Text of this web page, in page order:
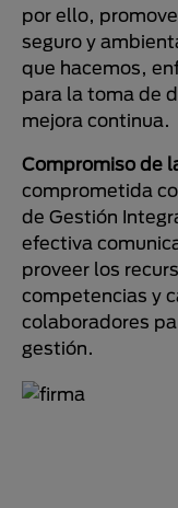
por ello,
seguro y
que hacemos,
para la toma de
mejora continua.
Compromiso de
comprometida
de Gestión
efectiva
proveer los
competencias y
colaboradores
gestión.